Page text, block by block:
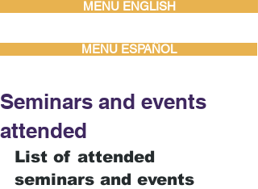
MENU ENGLISH
MENU ESPAÑOL
Seminars and events
attended
List of attended
seminars and events